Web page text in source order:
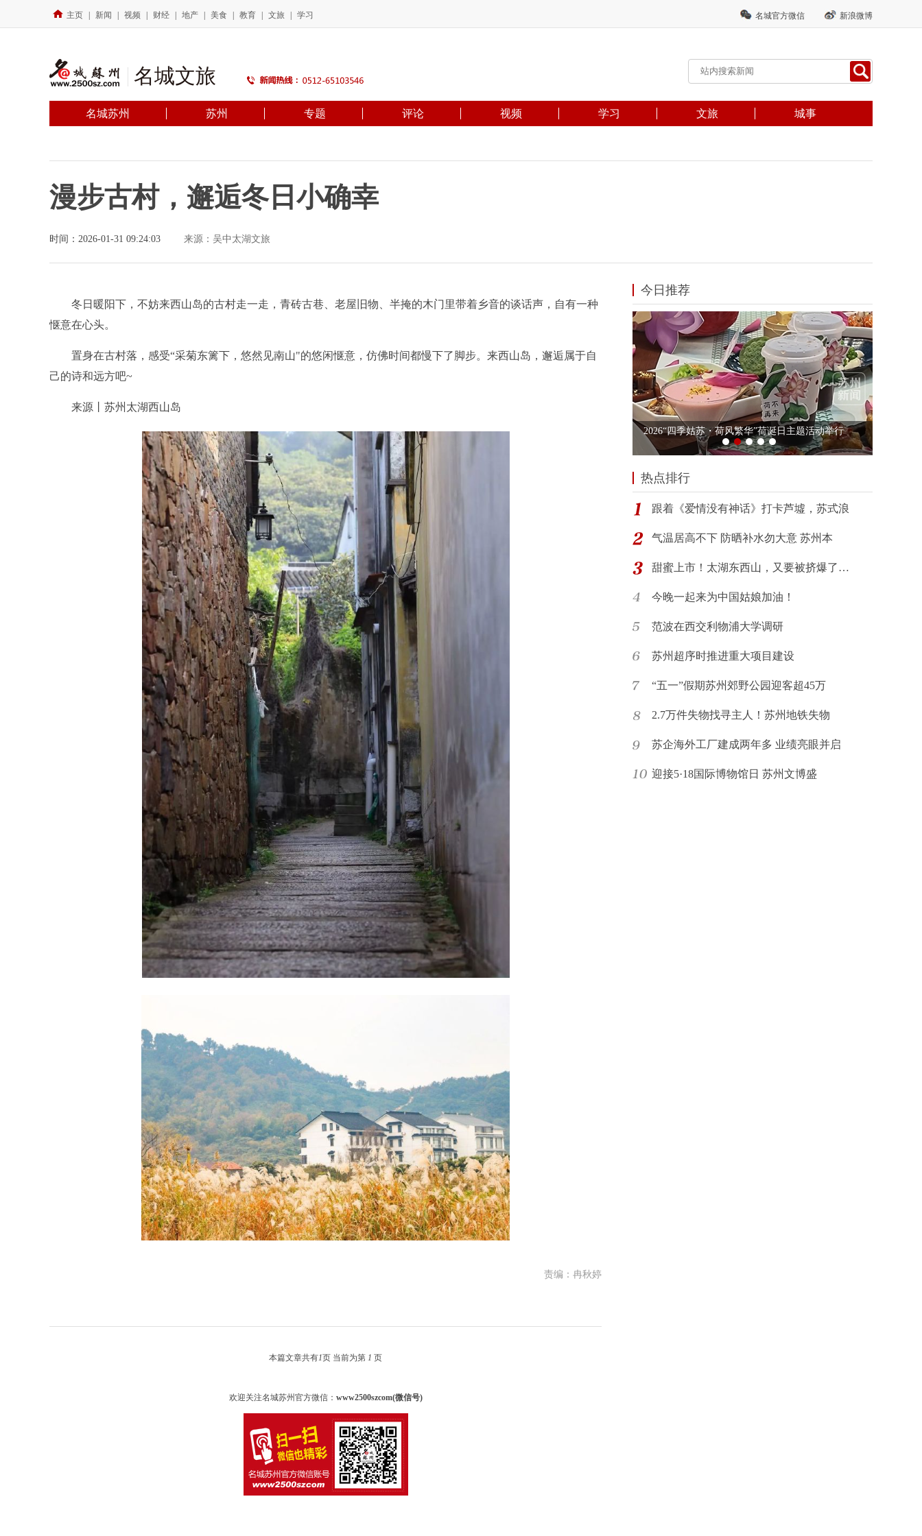
主页 新闻 视频 财经 地产 美食 教育 文旅 学习 名城官方微信 新浪微博
名城文旅
名城苏州 苏州 专题 评论 视频 学习 文旅 城事
漫步古村，邂逅冬日小确幸
时间：2026-01-31 09:24:03 来源：吴中太湖文旅
冬日暖阳下，不妨来西山岛的古村走一走，青砖古巷、老屋旧物、半掩的木门里带着乡音的谈话声，自有一种
惬意在心头。
置身在古村落，感受“采菊东篱下，悠然见南山"的悠闲惬意，仿佛时间都慢下了脚步。来西山岛，邂逅属于自
己的诗和远方吧~
来源丨苏州太湖西山岛
责编：冉秋婷
本篇文章共有1页 当前为第 1 页
欢迎关注名城苏州官方微信： www2500szcom(微信号)
今日推荐
热点排行
跟着《爱情没有神话》打卡芦墟，苏式浪
气温居高不下 防晒补水勿大意 苏州本
甜蜜上市！太湖东西山，又要被挤爆了…
今晚一起来为中国姑娘加油！
范波在西交利物浦大学调研
苏州超序时推进重大项目建设
“五一”假期苏州郊野公园迎客超45万
2.7万件失物找寻主人！苏州地铁失物
苏企海外工厂建成两年多 业绩亮眼并启
迎接5·18国际博物馆日 苏州文博盛